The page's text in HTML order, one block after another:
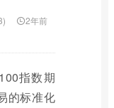
2年前
指数期
的标准化